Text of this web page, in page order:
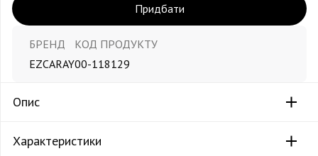
Придбати
БРЕНД
EZCARAY
КОД ПРОДУКТУ
00-118129
Опис
Характеристики